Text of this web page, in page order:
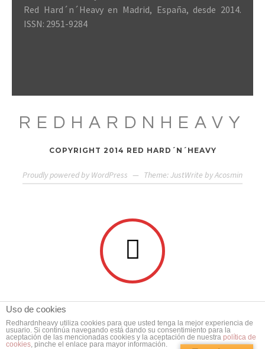
Red Hard´n´Heavy en Madrid, España, desde 2014.
ISSN: 2951-9284
REDHARDNHEAVY
COPYRIGHT 2014 RED HARD´N´HEAVY
Proudly powered by WordPress — Theme: JustWrite byAcosmin
Uso de cookies
Redhardnheavy utiliza cookies para que usted tenga la mejor experiencia de
usuario. Si continúa navegando está dando su consentimiento para la
aceptación de las mencionadas cookies y la aceptación de nuestra política de
cookies, pinche el enlace para mayor información.